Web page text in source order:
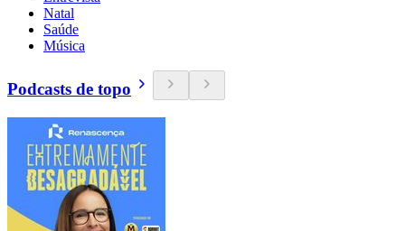
Natal
Saúde
Música
Podcasts de topo